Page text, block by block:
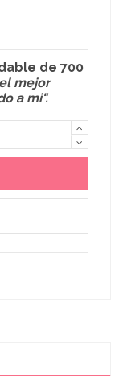
de 700
el mejor
a mi".